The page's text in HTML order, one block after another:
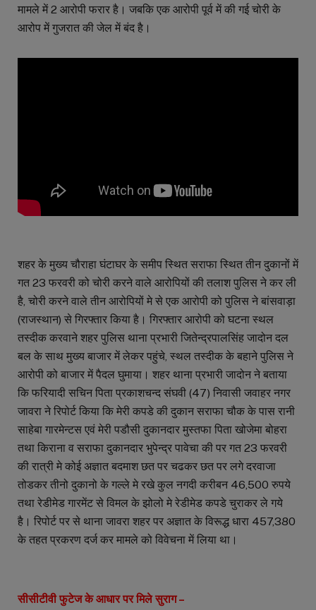
मामले में 2 आरोपी फरार है। जबकि एक आरोपी पूर्व में की गई चोरी के
आरोप में गुजरात की जेल में बंद है।
शहर के मुख्य चौराहा घंटाघर के समीप स्थित सराफा स्थित तीन दुकानों में
गत 23 फरवरी को चोरी करने वाले आरोपियों की तलाश पुलिस ने कर ली
है, चोरी करने वाले तीन आरोपियों मे से एक आरोपी को पुलिस ने बांसवाड़ा
(राजस्थान) से गिरफ्तार किया है। गिरफ्तार आरोपी को घटना स्थल
तस्दीक करवाने शहर पुलिस थाना प्रभारी जितेन्द्रपालसिंह जादोन दल
बल के साथ मुख्य बाजार में लेकर पहुंचे, स्थल तस्दीक के बहाने पुलिस ने
आरोपी को बाजार में पैदल घुमाया। शहर थाना प्रभारी जादोन ने बताया
कि फरियादी सचिन पिता प्रकाशचन्द संघवी (47) निवासी जवाहर नगर
जावरा ने रिपोर्ट किया कि मेरी कपडे की दुकान सराफा चौक के पास रानी
साहेबा गारमेन्टस एवं मेरी पडौसी दुकानदार मुस्तफा पिता खोजेमा बोहरा
तथा किराना व सराफा दुकानदार भुपेन्द्र पावेचा की पर गत 23 फरवरी
की रात्री मे कोई अज्ञात बदमाश छत पर चढकर छत पर लगे दरवाजा
तोडकर तीनो दुकानो के गल्ले मे रखे कुल नगदी करीबन 46,500 रुपये
तथा रेडीमेड गारमेंट से विमल के झोलो मे रेडीमेड कपडे चुराकर ले गये
है। रिपोर्ट पर से थाना जावरा शहर पर अज्ञात के विरूद्ध धारा 457,380
के तहत प्रकरण दर्ज कर मामले को विवेचना में लिया था।
सीसीटीवी फुटेज के आधार पर मिले सुराग –